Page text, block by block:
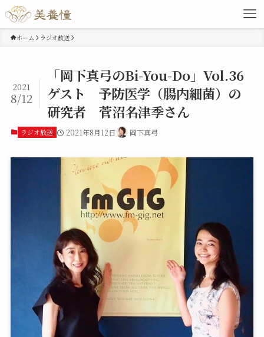
ホーム ラジオ放送
「岡下真弓のBi-You-Do」Vol.36
ゲスト 予防医学（腸内細菌）の
研究者 菅沼名津季さん
2021
8/12
ラジオ放送 2021年8月12日 岡下真弓